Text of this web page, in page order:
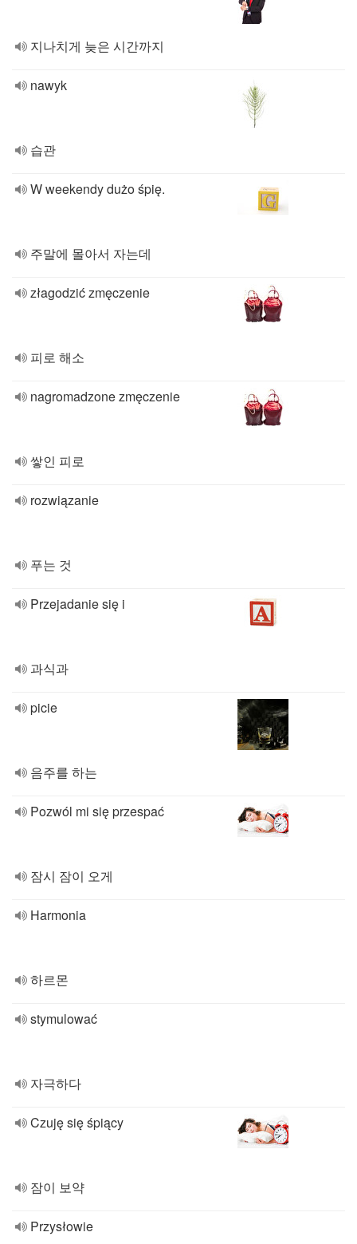
지나치게 늦은 시간까지
nawyk
습관
W weekendy dużo śpię.
주말에 몰아서 자는데
złagodzić zmęczenie
피로 해소
nagromadzone zmęczenie
쌓인 피로
rozwiązanie
푸는 것
Przejadanie się i
과식과
picie
음주를 하는
Pozwól mi się przespać
잠시 잠이 오게
Harmonia
하르몬
stymulować
자극하다
Czuję się śpiący
잠이 보약
Przysłowie